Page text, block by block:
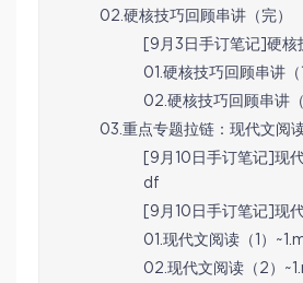
02.硬核技巧回顾串讲（完）
[9月3日手订笔记]硬
01.硬核技巧回顾串讲（
02.硬核技巧回顾串讲
03.重点专题拉链：现代文阅
[9月10日手订笔记]现
df
[9月10日手订笔记]现
01.现代文阅读（1）
02.现代文阅读（2）